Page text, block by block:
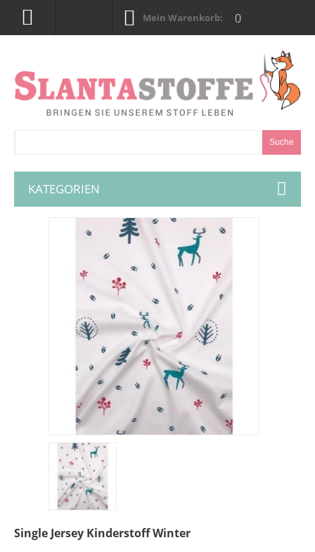
Mein Warenkorb: 0
Suche
KATEGORIEN
Single Jersey Kinderstoff Winter